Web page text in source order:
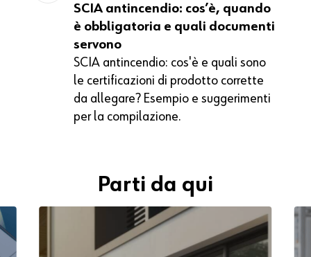
SCIA antincendio: cos’è, quando
è obbligatoria e quali documenti
servono
SCIA antincendio: cos'è e quali sono
le certificazioni di prodotto corrette
da allegare? Esempio e suggerimenti
per la compilazione.
Parti da qui